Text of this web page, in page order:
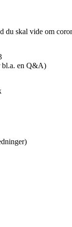
du skal vide om
bl.a. en Q&A)